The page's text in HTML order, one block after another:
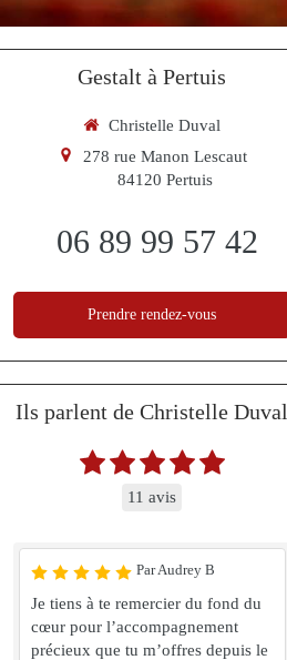
Gestalt à Pertuis
Christelle Duval
278 rue Manon Lescaut
84120 Pertuis
06 89 99 57 42
Prendre rendez-vous
Ils parlent de Christelle Duval
11 avis
Par Audrey B
Je tiens à te remercier du fond du
cœur pour l’accompagnement
précieux que tu m’offres depuis le